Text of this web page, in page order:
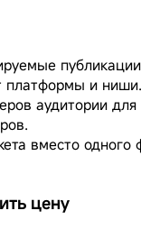
платформы и ниши.
аудитории для
вместо одного
цену